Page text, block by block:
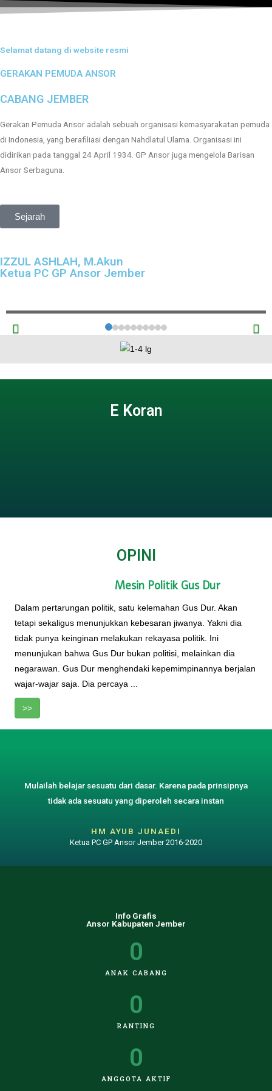
Selamat datang di website resmi
GERAKAN PEMUDA ANSOR
CABANG JEMBER
Gerakan Pemuda Ansor adalah sebuah organisasi kemasyarakatan pemuda
di Indonesia, yang berafiliasi dengan Nahdlatul Ulama. Organisasi ini
didirikan pada tanggal 24 April 1934. GP Ansor juga mengelola Barisan
Ansor Serbaguna.
Sejarah
IZZUL ASHLAH, M.Akun
Ketua PC GP Ansor Jember
Bupati Jember Catat Pertumbuhan Ekonomi Tertinggi di
JEMBER, ansorjember.or.id – Kabupaten Jember mencatat
prestasi membanggakan dengan pertumbuhan ekonomi
sebesar 6,35 persen (year on year) pada Kuartal I Tahun ...
E Koran
OPINI
Mesin Politik Gus Dur
Dalam pertarungan politik, satu kelemahan Gus Dur. Akan
tetapi sekaligus menunjukkan kebesaran jiwanya. Yakni dia
tidak punya keinginan melakukan rekayasa politik. Ini
menunjukan bahwa Gus Dur bukan politisi, melainkan dia
negarawan. Gus Dur menghendaki kepemimpinannya berjalan
wajar-wajar saja. Dia percaya ...
>>
Mulailah belajar sesuatu dari dasar. Karena pada prinsipnya
tidak ada sesuatu yang diperoleh secara instan
HM AYUB JUNAEDI
Ketua PC GP Ansor Jember 2016-2020
Info Grafis
Ansor Kabupaten Jember
ANAK CABANG
0
RANTING
0
ANGGOTA AKTIF
0